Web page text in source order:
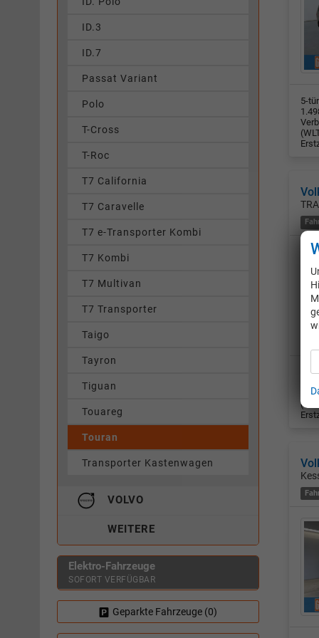
5-
5-
ID.3
ID.7
Passat Variant
Polo
T-Cross
T-Roc
T7 California
T7 Caravelle
T7 e-Transporter Kombi
T7 Kombi
T7 Multivan
T7 Transporter
Taigo
Tayron
Tiguan
Touareg
Touran
Transporter Kastenwagen
VOLVO
WEITERE
Elektro-Fahrzeuge
SOFORT VERFÜGBAR
Geparkte Fahrzeuge (0)